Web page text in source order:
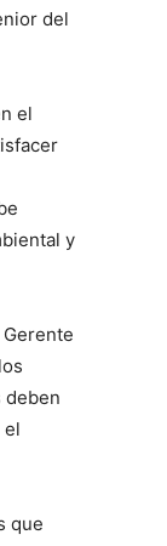
del
el
y
deben
el
que